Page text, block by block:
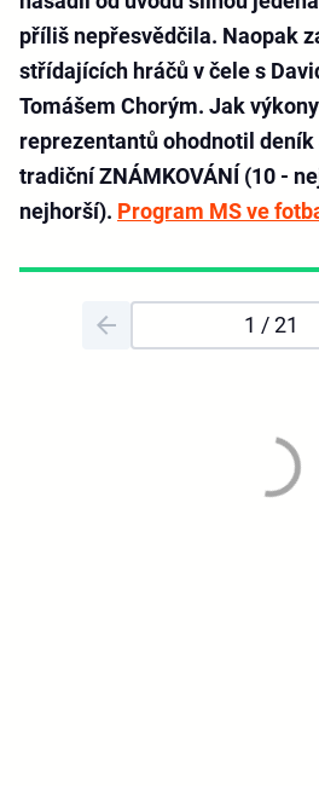
příliš nepřesvědčila. Naopak
střídajících hráčů v čele s
Tomášem Chorým. Jak
reprezentantů ohodnotil
tradiční ZNÁMKOVÁNÍ (10 -
nejhorší). Program MS ve
1 / 21